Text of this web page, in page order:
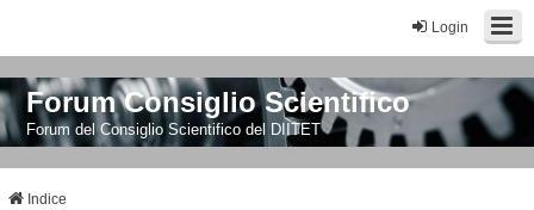
Login
Forum Consiglio Scientifico
Forum del Consiglio Scientifico del DIITET
Indice